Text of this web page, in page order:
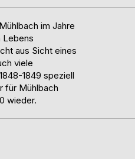
im Jahre
Lebens
aus Sicht eines
viele
1849 speziell
für Mühlbach
wieder.